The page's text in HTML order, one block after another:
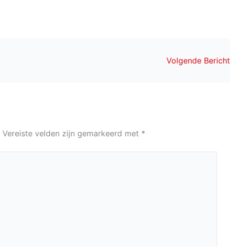
Volgende Bericht
Vereiste velden zijn gemarkeerd met *